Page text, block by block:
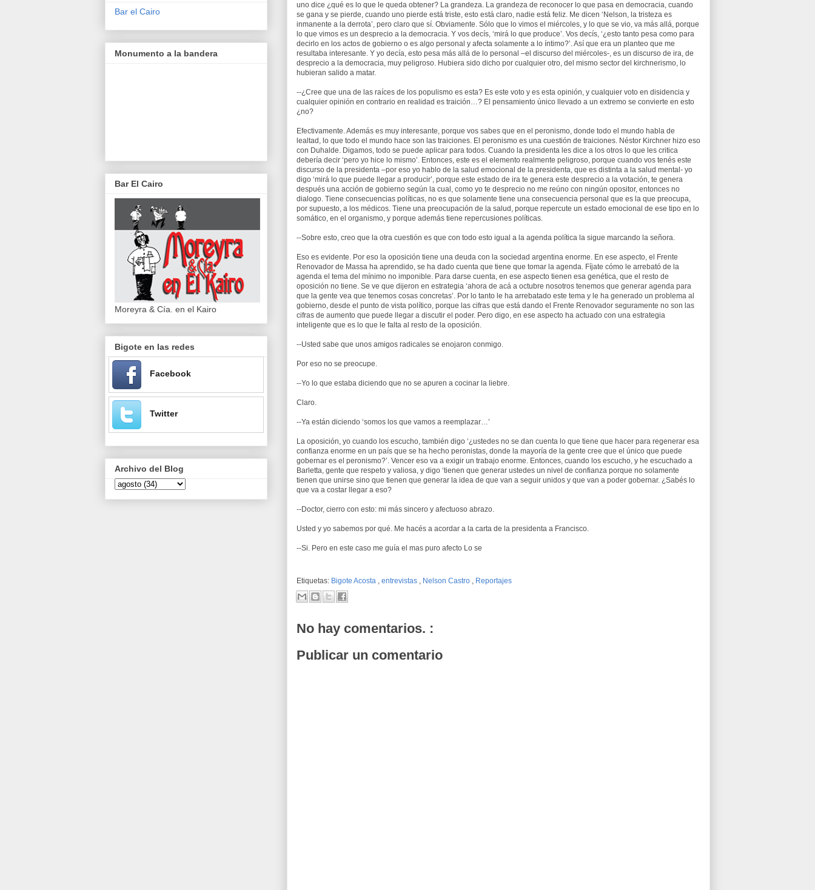
uno dice ¿qué es lo que le queda obtener? La grandeza. La grandeza de reconocer lo que pasa en democracia, cuando
se gana y se pierde, cuando uno pierde está triste, esto está claro, nadie está feliz. Me dicen ‘Nelson, la tristeza es
inmanente a la derrota’, pero claro que sí. Obviamente. Sólo que lo vimos el miércoles, y lo que se vio, va más allá, porque
lo que vimos es un desprecio a la democracia. Y vos decís, ‘mirá lo que produce’. Vos decís, ‘¿esto tanto pesa como para
decirlo en los actos de gobierno o es algo personal y afecta solamente a lo íntimo?’. Así que era un planteo que me
resultaba interesante. Y yo decía, esto pesa más allá de lo personal –el discurso del miércoles-, es un discurso de ira, de
desprecio a la democracia, muy peligroso. Hubiera sido dicho por cualquier otro, del mismo sector del kirchnerismo, lo
hubieran salido a matar.
--¿Cree que una de las raíces de los populismo es esta? Es este voto y es esta opinión, y cualquier voto en disidencia y
cualquier opinión en contrario en realidad es traición…? El pensamiento único llevado a un extremo se convierte en esto
¿no?
Efectivamente. Además es muy interesante, porque vos sabes que en el peronismo, donde todo el mundo habla de
lealtad, lo que todo el mundo hace son las traiciones. El peronismo es una cuestión de traiciones. Néstor Kirchner hizo eso
con Duhalde. Digamos, todo se puede aplicar para todos. Cuando la presidenta les dice a los otros lo que les critica
debería decir ‘pero yo hice lo mismo’. Entonces, este es el elemento realmente peligroso, porque cuando vos tenés este
discurso de la presidenta –por eso yo hablo de la salud emocional de la presidenta, que es distinta a la salud mental- yo
digo ‘mirá lo que puede llegar a producir’, porque este estado de ira te genera este desprecio a la votación, te genera
después una acción de gobierno según la cual, como yo te desprecio no me reúno con ningún opositor, entonces no
dialogo. Tiene consecuencias políticas, no es que solamente tiene una consecuencia personal que es la que preocupa,
por supuesto, a los médicos. Tiene una preocupación de la salud, porque repercute un estado emocional de ese tipo en lo
somático, en el organismo, y porque además tiene repercusiones políticas.
--Sobre esto, creo que la otra cuestión es que con todo esto igual a la agenda política la sigue marcando la señora.
Eso es evidente. Por eso la oposición tiene una deuda con la sociedad argentina enorme. En ese aspecto, el Frente
Renovador de Massa ha aprendido, se ha dado cuenta que tiene que tomar la agenda. Fíjate cómo le arrebató de la
agenda el tema del mínimo no imponible. Para darse cuenta, en ese aspecto tienen esa genética, que el resto de
oposición no tiene. Se ve que dijeron en estrategia ‘ahora de acá a octubre nosotros tenemos que generar agenda para
que la gente vea que tenemos cosas concretas’. Por lo tanto le ha arrebatado este tema y le ha generado un problema al
gobierno, desde el punto de vista político, porque las cifras que está dando el Frente Renovador seguramente no son las
cifras de aumento que puede llegar a discutir el poder. Pero digo, en ese aspecto ha actuado con una estrategia
inteligente que es lo que le falta al resto de la oposición.
--Usted sabe que unos amigos radicales se enojaron conmigo.
Por eso no se preocupe.
--Yo lo que estaba diciendo que no se apuren a cocinar la liebre.
Claro.
--Ya están diciendo ‘somos los que vamos a reemplazar…’
La oposición, yo cuando los escucho, también digo ‘¿ustedes no se dan cuenta lo que tiene que hacer para regenerar esa
confianza enorme en un país que se ha hecho peronistas, donde la mayoría de la gente cree que el único que puede
gobernar es el peronismo?’. Vencer eso va a exigir un trabajo enorme. Entonces, cuando los escucho, y he escuchado a
Barletta, gente que respeto y valiosa, y digo ‘tienen que generar ustedes un nivel de confianza porque no solamente
tienen que unirse sino que tienen que generar la idea de que van a seguir unidos y que van a poder gobernar. ¿Sabés lo
que va a costar llegar a eso?
--Doctor, cierro con esto: mi más sincero y afectuoso abrazo.
Usted y yo sabemos por qué. Me hacés a acordar a la carta de la presidenta a Francisco.
--Si. Pero en este caso me guía el mas puro afecto Lo se
Etiquetas: Bigote Acosta , entrevistas , Nelson Castro , Reportajes
No hay comentarios. :
Publicar un comentario
Bar el Cairo
Monumento a la bandera
Bar El Cairo
Moreyra & Cía. en el Kairo
Bigote en las redes
Facebook
Twitter
Archivo del Blog